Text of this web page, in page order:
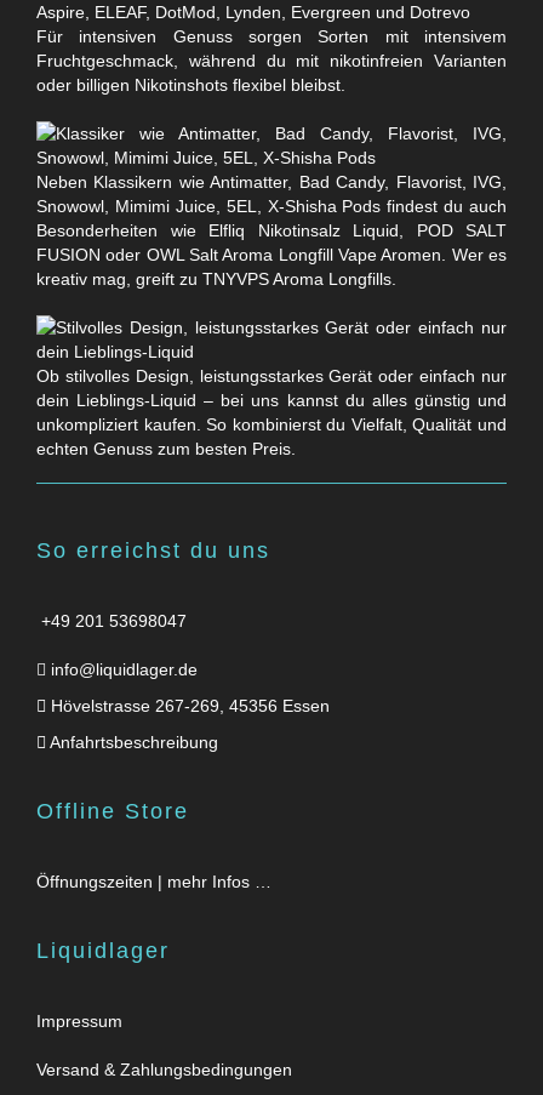
Für intensiven Genuss sorgen Sorten mit intensivem
Fruchtgeschmack, während du mit nikotinfreien Varianten
oder billigen Nikotinshots flexibel bleibst.
Neben Klassikern wie Antimatter, Bad Candy, Flavorist, IVG,
Snowowl, Mimimi Juice, 5EL, X-Shisha Pods findest du auch
Besonderheiten wie Elfliq Nikotinsalz Liquid, POD SALT
FUSION oder OWL Salt Aroma Longfill Vape Aromen. Wer es
kreativ mag, greift zu TNYVPS Aroma Longfills.
Ob stilvolles Design, leistungsstarkes Gerät oder einfach nur
dein Lieblings-Liquid – bei uns kannst du alles günstig und
unkompliziert kaufen. So kombinierst du Vielfalt, Qualität und
echten Genuss zum besten Preis.
So erreichst du uns
+49 201 53698047
info@liquidlager.de
Hövelstrasse 267-269, 45356 Essen
Anfahrtsbeschreibung
Offline Store
Öffnungszeiten | mehr Infos …
Liquidlager
Impressum
Versand & Zahlungsbedingungen